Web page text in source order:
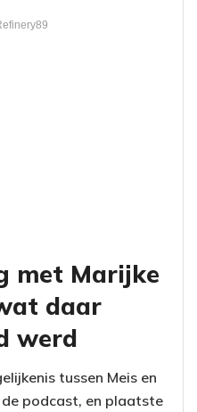
met Marijke
daar
werd
tussen Meis en
podcast, en plaatste